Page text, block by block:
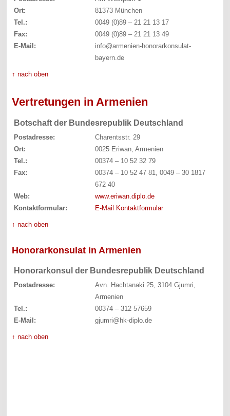
Ort:
81373 München
Tel.:
0049 (0)89 – 21 21 13 17
Fax:
0049 (0)89 – 21 21 13 49
E-Mail:
info@armenien-honorarkonsulat-
bayern.de
↑ nach oben
Vertretungen in Armenien
Botschaft der Bundesrepublik Deutschland
Postadresse:
Charentsstr. 29
Ort:
0025 Eriwan, Armenien
Tel.:
00374 – 10 52 32 79
Fax:
00374 – 10 52 47 81, 0049 – 30 1817
672 40
Web:
www.eriwan.diplo.de
Kontaktformular:
E-Mail Kontaktformular
↑ nach oben
Honorarkonsulat in Armenien
Honorarkonsul der Bundesrepublik Deutschland
Postadresse:
Avn. Hachtanaki 25, 3104 Gjumri,
Armenien
Tel.:
00374 – 312 57659
E-Mail:
gjumri@hk-diplo.de
↑ nach oben